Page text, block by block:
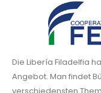
Die Libería Filadelfia
Angebot. Man findet